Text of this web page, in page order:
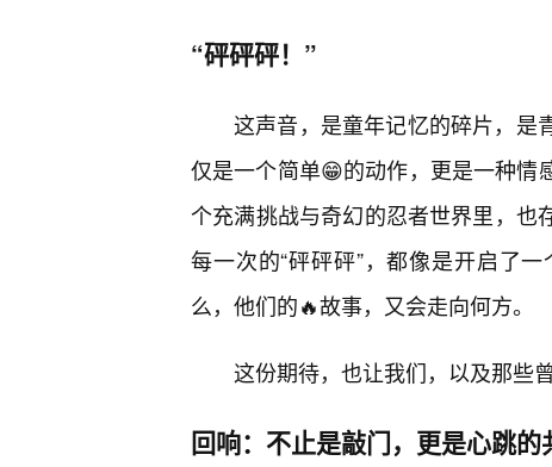
“砰砰砰！”
这声音，是童年记忆的碎片，是
仅是一个简单😁的动作，更是一种情
个充满挑战与奇幻的忍者世界里，也
每一次的“砰砰砰”，都像是开启了
么，他们的🔥故事，又会走向何方。
这份期待，也让我们，以及那些
回响：不止是敲门，更是心跳的